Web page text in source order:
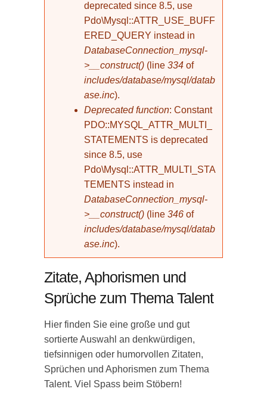
deprecated since 8.5, use
Pdo\Mysql::ATTR_USE_BUFF
ERED_QUERY instead in
DatabaseConnection_mysql-
>__construct() (line 334 of
includes/database/mysql/datab
ase.inc).
Deprecated function: Constant
PDO::MYSQL_ATTR_MULTI_
STATEMENTS is deprecated
since 8.5, use
Pdo\Mysql::ATTR_MULTI_STA
TEMENTS instead in
DatabaseConnection_mysql-
>__construct() (line 346 of
includes/database/mysql/datab
ase.inc).
Zitate, Aphorismen und
Sprüche zum Thema Talent
Hier finden Sie eine große und gut
sortierte Auswahl an denkwürdigen,
tiefsinnigen oder humorvollen Zitaten,
Sprüchen und Aphorismen zum Thema
Talent. Viel Spass beim Stöbern!